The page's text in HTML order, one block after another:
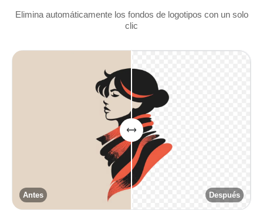
Elimina automáticamente los fondos de logotipos con un solo
clic
Después
Antes